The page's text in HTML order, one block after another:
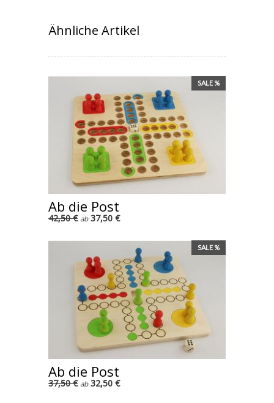
Ähnliche Artikel
SALE %
Ab die Post
42,50 € ab37,50 €
SALE %
Ab die Post
37,50 € ab32,50 €